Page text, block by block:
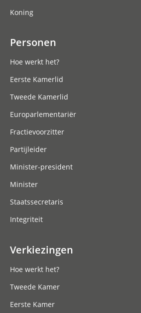
Koning
Personen
Hoe werkt het?
Eerste Kamerlid
Tweede Kamerlid
Europarlementariër
Fractievoorzitter
Partijleider
Minister-president
Minister
Staatssecretaris
Integriteit
Verkiezingen
Hoe werkt het?
Tweede Kamer
Eerste Kamer